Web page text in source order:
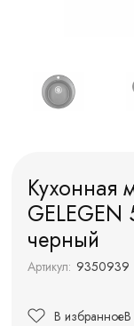
Кухонная
черный
Артикул: 9350939
В избранное